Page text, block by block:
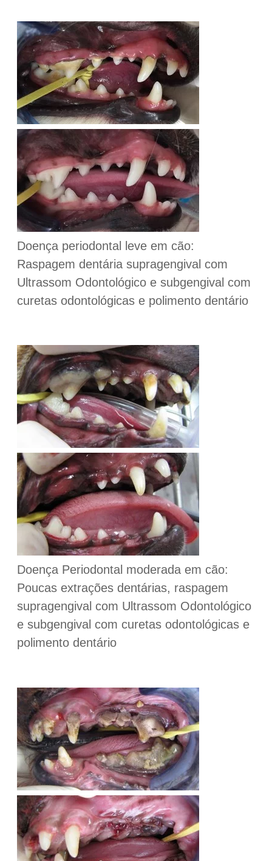
Doença periodontal leve em cão:
Raspagem dentária supragengival com
Ultrassom Odontológico e subgengival com
curetas odontológicas e polimento dentário
Doença Periodontal moderada em cão:
Poucas extrações dentárias, raspagem
supragengival com Ultrassom Odontológico
e subgengival com curetas odontológicas e
polimento dentário